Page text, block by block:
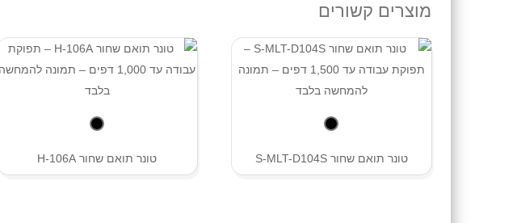
מוצרים קשורים
טונר תואם שחור S-MLT-D104S טונר תואם שחור H-106A